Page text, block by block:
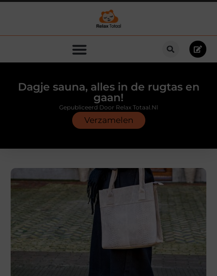
Dagje sauna, alles in de rugtas en
gaan!
Verzamelen
Gepubliceerd Door Relax Totaal.nl